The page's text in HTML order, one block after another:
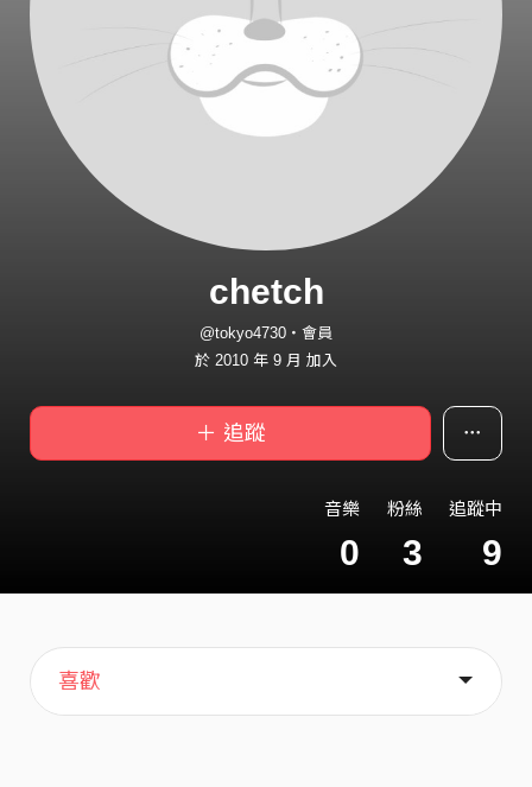
chetch
@tokyo4730・會員
於 2010 年 9 月 加入
＋ 追蹤
音樂
0
粉絲
3
追蹤中
9
主頁
歌單
喜歡
關於